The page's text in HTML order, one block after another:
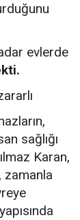
evlerde
sağlığı
Karan,
zamanla